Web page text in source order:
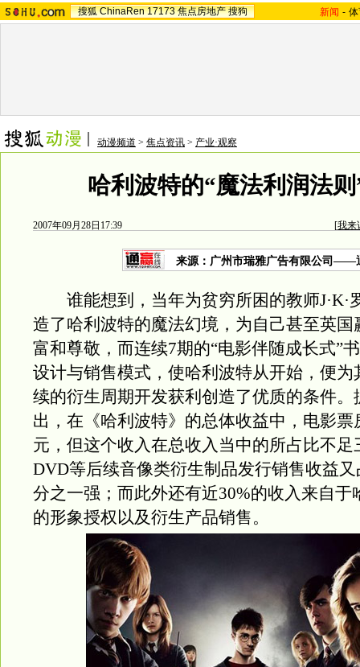
搜狐 ChinaRen 17173 焦点房地产 搜狗 新闻 -
动漫频道 > 焦点资讯 > 产业·观察
哈利波特的“魔法利润法
2007年09月28日17:39 [我来
来源：广州市瑞雅广告有限公司——
谁能想到，当年为贫穷所困的教师J·K·
造了哈利波特的魔法幻境，为自己甚至英国
富和尊敬，而连续7期的“电影伴随成长式”
设计与销售模式，使哈利波特从开始，便为
续的衍生周期开发获利创造了优质的条件。
出，在《哈利波特》的总体收益中，电影票
元，但这个收入在总收入当中的所占比不足
DVD等后续音像类衍生制品发行销售收益
分之一强；而此外还有近30%的收入来自于
的形象授权以及衍生产品销售。